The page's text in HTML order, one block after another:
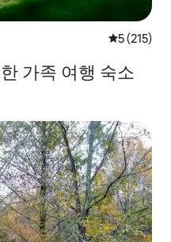
평점 5점(5
5 (215)
가족 여행 숙소